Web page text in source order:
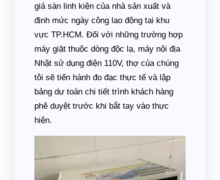
giá sàn linh kiện của nhà sản xuất và
định mức ngày công lao động tại khu
vực TP.HCM. Đối với những trường hợp
máy giặt thuộc dòng độc lạ, máy nội địa
Nhật sử dụng điện 110V, thợ của chúng
tôi sẽ tiến hành đo đạc thực tế và lập
bảng dự toán chi tiết trình khách hàng
phê duyệt trước khi bắt tay vào thực
hiện.